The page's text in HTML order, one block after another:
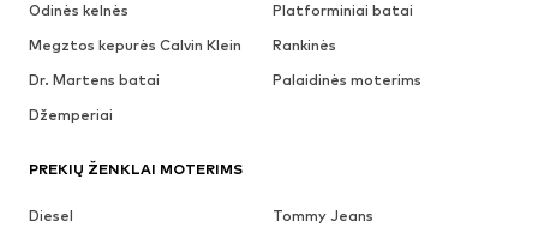
Odinės kelnės
Platforminiai batai
Megztos kepurės Calvin Klein
Rankinės
Dr. Martens batai
Palaidinės moterims
Džemperiai
PREKIŲ ŽENKLAI MOTERIMS
Diesel
Tommy Jeans